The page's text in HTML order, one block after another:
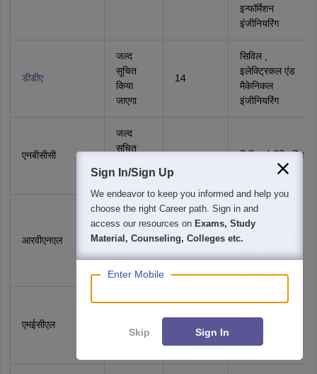
इन्फॉर्मेशन
इंजीनियरिंग
डीडीए
जल्द
सूचित
किया
जाएगा
14
सिविल ,
इलेक्ट्रिकल एंड
मैकेनिकल
इंजीनियरिंग
एनबीसीसी
जल्द
सूचित
जाएगा
NA सिविल इंजीनियरिंग
आरवीएनएल
सूचित
जाएगा
NA
सिविल ,
इलेक्ट्रिकल एंड
इलेक्ट्रॉनिक्स और
टेली कम्यूनिकेशन
एमईसीएल
जल्द
किया
Sign In/Sign Up
We endeavor to keep you informed and help you
choose the right Career path. Sign in and
access our resources on Exams, Study
Material, Counseling, Colleges etc.
Enter Mobile
Skip Sign In